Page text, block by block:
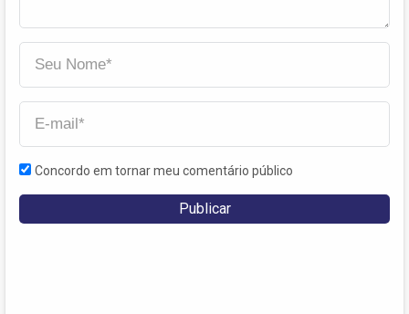
Concordo em tornar meu comentário público